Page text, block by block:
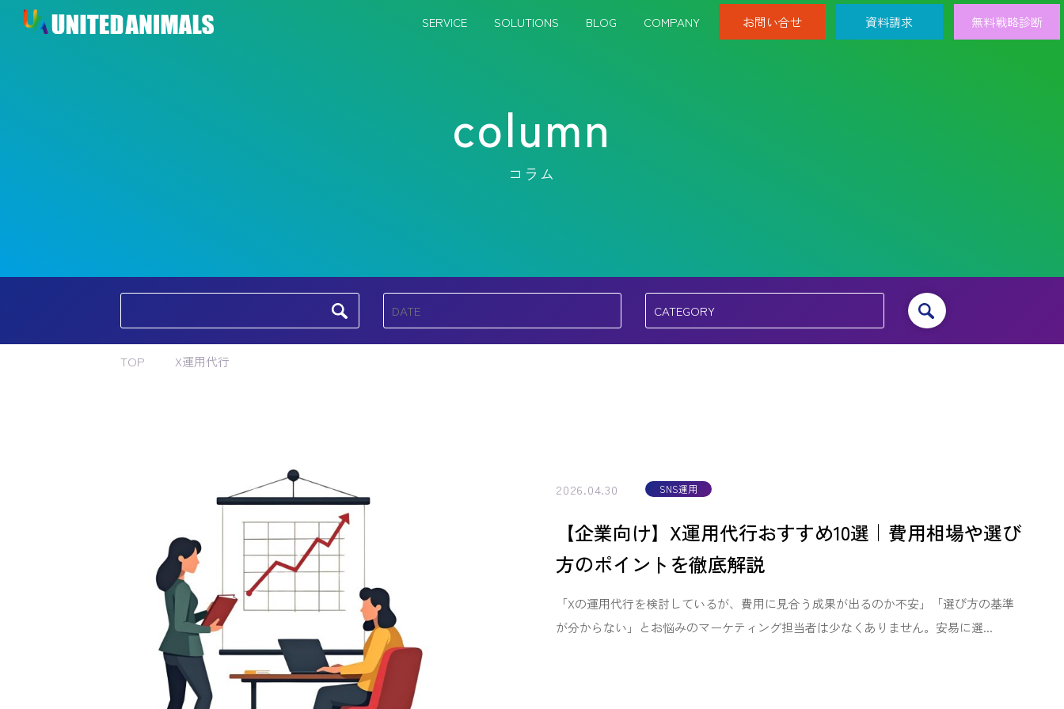
SERVICE SOLUTIONS BLOG COMPANY お問い合せ 資料請求 無料戦略診断
column
コラム
TOP X運用代行
2026.04.30 SNS運用
【企業向け】X運用代行おすすめ10選｜費用相場や選び
方のポイントを徹底解説
「Xの運用代行を検討しているが、費用に見合う成果が出るのか不安」「選び方の基準
が分からない」とお悩みのマーケティング担当者は少なくありません。安易に選...